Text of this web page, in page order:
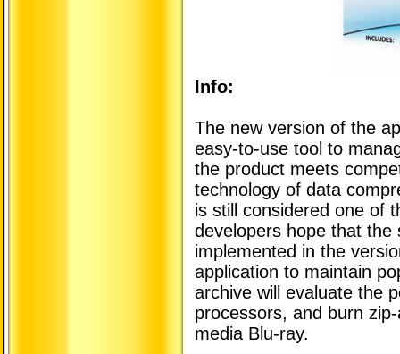
Info:
The new version of the
easy-to-use tool to
the product meets
technology of data
is still considered one of
developers hope that
implemented in the
application to maintain
archive will evaluate the
processors, and burn
media Blu-ray.